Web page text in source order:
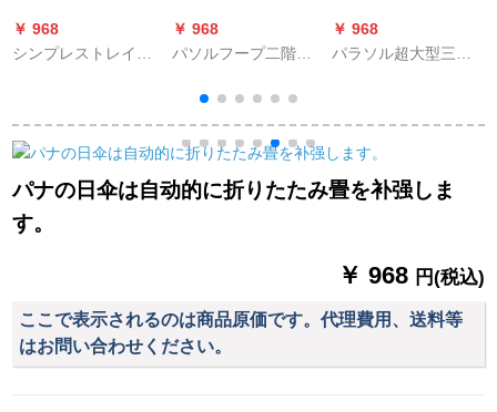
￥ 968
シンプレストレイン
ルビホーム創意的な
傘を立てています。
10位18位です。
￥ 968
パソルフープ二階建
（UPF 50+）紫外線
対策と傘兼用の小さ
な黒い傘三つ折りの
創意女性用パソル二
重紫【送り保険】
￥ 968
パラソル超大型三人
折りの超大型サズ晴
雨兼用傘カステラマ
イズ晴雨兼用黒ジェ
ルアード【十骨超特
パナの日伞は自动的に折りたたみ畳を补强しま
す。
￥ 968 円(税込)
ここで表示されるのは商品原価です。代理費用、送料等
はお問い合わせください。